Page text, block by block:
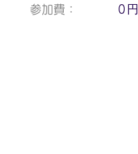
参加費： 0 円